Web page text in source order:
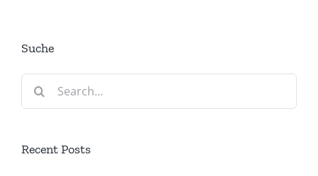
Suche
Search
Recent Posts